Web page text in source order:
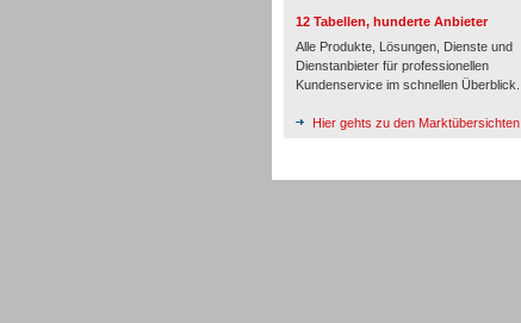
12 Tabellen, hunderte Anbieter
Alle Produkte, Lösungen, Dienste und
Dienstanbieter für professionellen
Kundenservice im schnellen Überblick.
Hier gehts zu den Marktübersichten